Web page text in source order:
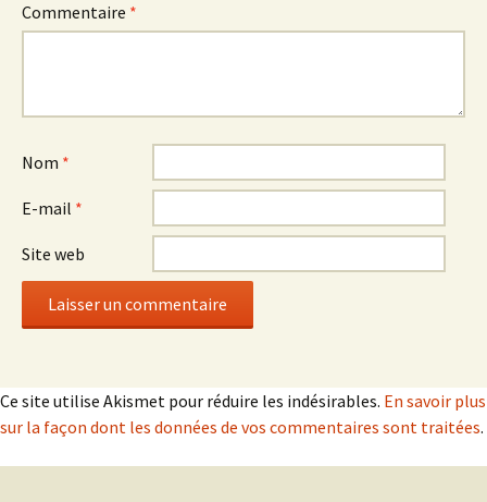
Commentaire *
Nom *
E-mail *
Site web
Ce site utilise Akismet pour réduire les indésirables. En savoir plus
sur la façon dont les données de vos commentaires sont traitées.